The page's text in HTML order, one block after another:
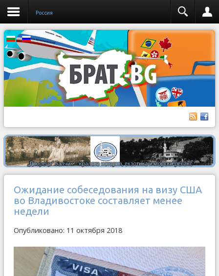
Россия
Ожидание собеседования на визу США
во Владивостоке составляет менее
недели
Опубликовано: 11 октября 2018